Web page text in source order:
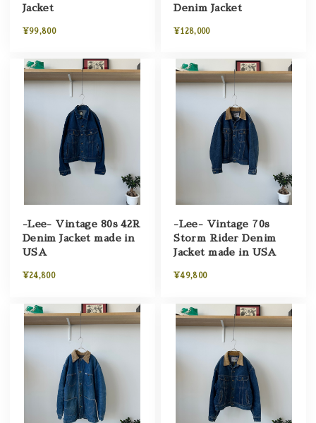
Jacket
¥99,800
Denim Jacket
¥128,000
-Lee- Vintage 80s 42R
Denim Jacket made in
USA
¥24,800
-Lee- Vintage 70s
Storm Rider Denim
Jacket made in USA
¥49,800